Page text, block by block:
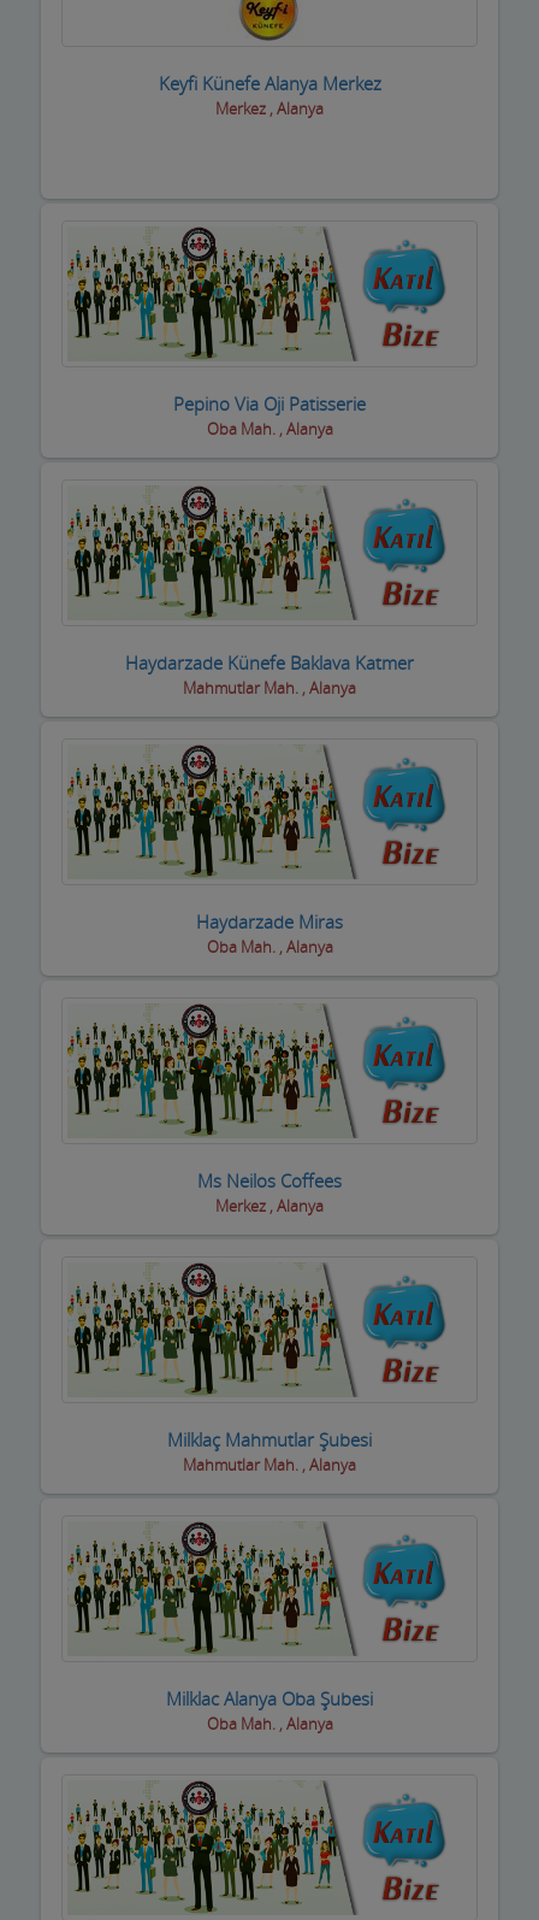
Avukatlar ve Hukuk Büroları
Ayakkabıcılar ve Çantacılar
Bar Disko Cafe
Basın ve Medya
Bebek ve Çocuk Mağazası
Benzin istasyonları(Petroller)
Berberler
Beyaz Eşya Mağazaları
Bijuteri Parfümeri Ürünleri
Bisiklet Satış ve Tamircisi
Bobinajcılar
Cam, Ayna Ürünleri
Çatı Kaplama firmaları
Çay Ocakları
Çelik Kapı Firmaları
Çevre ve Su Arıtma
Dekorasyon Firmaları
Demir ve Ferforje Ürünleri
Deniz Ürün ve Malzemeleri
Diğer Hizmet Sektörleri
Dijital Uydu sistemleri
Diş Hekimleri
Döviz Büroları
Düğün Nişan Salonları
Keyfi Künefe Alanya Merkez
Merkez , Alanya
Pepino Via Oji Patisserie
Oba Mah. , Alanya
Haydarzade Künefe Baklava Katmer
Mahmutlar Mah. , Alanya
Haydarzade Miras
Oba Mah. , Alanya
Ms Neilos Coffees
Merkez , Alanya
Milklaç Mahmutlar Şubesi
Mahmutlar Mah. , Alanya
Milklac Alanya Oba Şubesi
Oba Mah. , Alanya